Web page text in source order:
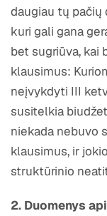
daugiau tų pačių
kuri gali gana
bet sugriūva, kai
klausimus:
neįvykdyti III
susitelkia
niekada nebuvo
klausimus, ir
struktūrinio
2. Duomenys